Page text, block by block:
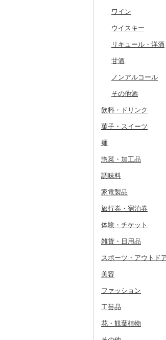
山形牛
常陸牛
上州牛
飛騨牛
近江牛
神戸牛・神戸ビ
但馬牛
土佐あかうし
長崎和牛
あか牛
宮崎牛
その他牛肉（精
赤鶏さつま
その他鶏肉
あさり
しじみ
サザエ
はまぐり
その他貝
マグロ
イワシ
カツオ
金目鯛
クエ
くじら
サバ
さんま
のどぐろ
ふぐ
ブリ
ほっけ
その他鮮魚
イカ
タコ
海苔・海藻
海苔
わかめ
ひじき
その他海苔・海
干物
ししゃも
その他干物
その他魚介・加工
しらす・ちりめ
かまぼこ・練り
その他魚介・加
さがびより
あきたこまち
ひとめぼれ
ミルキークィー
ななつぼし
その他米
洋梨・ラフラン
みかん・柑橘
みかん
レモン
不知火・デコポ
せとか
文旦
まどんな
ポンカン
すいか
キウイ
柿（カキ）
ドライフルーツ
干し柿
干し芋
その他ドライ
その他果物
びわ
ブルーベリー
栗
その他果物
大根
自然薯
レンコン
にんにく・生姜
その他根菜
豆
きのこ
しいたけ
松茸
その他きのこ
その他野菜
山菜
かぼちゃ
茄子
レタス
その他野菜
吟醸
その他日本酒
米焼酎
黒糖焼酎
その他焼酎
ワイン
白ワイン
赤ワイン
シャンパン・ス
ウイスキー
リキュール・洋酒
甘酒
ノンアルコール
その他酒
飲料・ドリンク
水・ミネラルウォ
飲料
コーヒー豆
粉
ドリップ
茶
飲料
茶葉・ティーバ
静岡茶
足柄茶
知覧茶
八女茶
果汁飲料
りんごジュース
みかんジュース
紅茶
飲料
茶葉・ティーバ
その他飲料・ジュ
野菜ジュース
炭酸飲料
豆乳
菓子・スイーツ
クッキー
焼き菓子
プリン
ゼリー
チョコレート
カステラ
アイス・ジェラー
その他洋菓子
煎餅・おかき
羊羹
饅頭
麺
ラーメン
うどん
そば
パスタ
ひやむぎ
そうめん
その他麺
惣菜・加工品
惣菜
餃子
シュウマイ
コロッケ
その他惣菜
カレー・シチュー
カレー
シチュー
鍋
肉
魚
その他鍋
ピザ
レトルト
スープ
豆腐・納豆
豆腐
漬物
キムチ
缶詰・瓶詰
肉
乾物
調味料
砂糖
塩
醤油
味噌
酢
だし
食用油
オリーブオイル
はちみつ
ドレッシング
家電製品
季節・空調家電
キッチン家電
照明器具
パソコン・周辺機
TV・オーディオ・
美容・健康家電
カー用品
時計
旅行券・宿泊券
旅行券
JTBふるさと旅
その他旅行券
宿泊券
体験・チケット
PayPay商品券
食事券
温泉・サウナ・ス
雑貨・日用品
家具・インテリア
机・テーブル
その他家具・イ
寝具
布団
毛布
タオル
その他タオル
文房具・印鑑
ボールペン
食器
スポーツ・アウトド
ゴルフ
ゴルフボール
ゴルフウェア
釣り
サイクリング
アウトドア・キャ
美容
スキンケア
洗顔
シャンプー・リン
石鹸・ボディーソ
ファッション
鞄・バッグ
トートバッグ・
洋服
工芸品
織物
花・観葉植物